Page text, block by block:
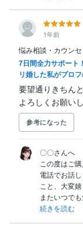
1年前
悩み相談・カウン
7日間全力サポート
リ婚した私がプロ
要望通りきちん
よろしくお願いし
参考になった
〇〇さんへ
この度はご
電話でお話
こと、大変
またいつで
続きを読む